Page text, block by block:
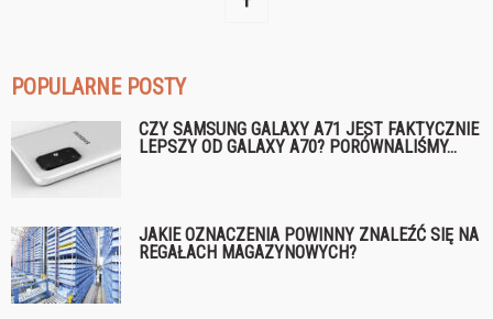
POPULARNE POSTY
CZY SAMSUNG GALAXY A71 JEST FAKTYCZNIE
LEPSZY OD GALAXY A70? PORÓWNALIŚMY...
JAKIE OZNACZENIA POWINNY ZNALEŹĆ SIĘ NA
REGAŁACH MAGAZYNOWYCH?